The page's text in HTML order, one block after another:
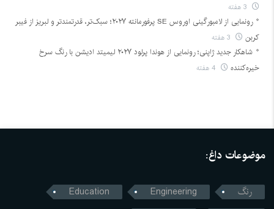
رونمایی از لامبورگینی اوروس SE پرفورمانته ۲۰۲۷؛ سبک‌تر، قدرتمندتر و لبریز از فیبر
کربن
شاهکار جدید ژاپنی؛ رونمایی از هوندا پرلود ۲۰۲۷ لیمیتد ادیشن با رنگ سرخ
خیره‌کننده
موضوعات داغ:
رنگ Engineering
Education